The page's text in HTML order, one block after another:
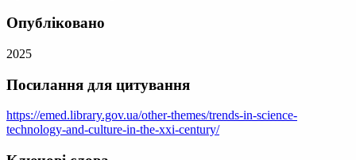
Опубліковано
2025
Посилання для цитування
https://emed.library.gov.ua/other-themes/trends-in-science-
technology-and-culture-in-the-xxi-century/